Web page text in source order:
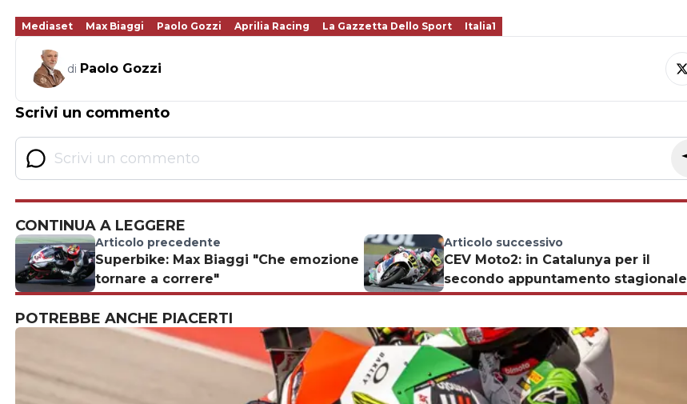
Mediaset Max Biaggi Paolo Gozzi Aprilia Racing La Gazzetta Dello Sport Italia1
di Paolo Gozzi
Scrivi un commento
CONTINUA A LEGGERE
Articolo precedente
Superbike: Max Biaggi "Che emozione
tornare a correre"
Articolo successivo
CEV Moto2: in Catalunya per il
secondo appuntamento stagionale
POTREBBE ANCHE PIACERTI